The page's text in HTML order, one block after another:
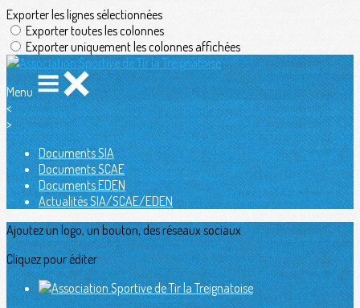
Exporter les lignes sélectionnées
Exporter toutes les colonnes
Exporter uniquement les colonnes affichées
Menu
<
>
Documents SIA
Documents SCAE
Documents EDEN
Actualités SIA/SCAE/EDEN
Ajoutez un logo, un bouton, des réseaux sociaux
Cliquez pour éditer